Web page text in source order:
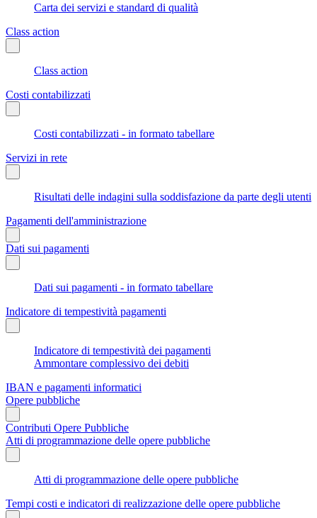
Carta dei servizi e standard di qualità
Class action
Class action
Costi contabilizzati
Costi contabilizzati - in formato tabellare
Servizi in rete
Risultati delle indagini sulla soddisfazione da parte degli utenti
Pagamenti dell'amministrazione
Dati sui pagamenti
Dati sui pagamenti - in formato tabellare
Indicatore di tempestività pagamenti
Indicatore di tempestività dei pagamenti
Ammontare complessivo dei debiti
IBAN e pagamenti informatici
Opere pubbliche
Contributi Opere Pubbliche
Atti di programmazione delle opere pubbliche
Atti di programmazione delle opere pubbliche
Tempi costi e indicatori di realizzazione delle opere pubbliche